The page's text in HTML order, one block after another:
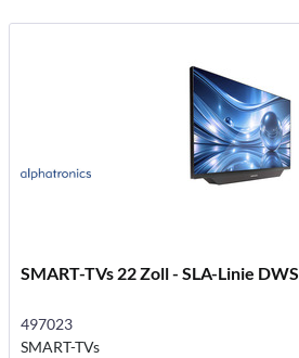
SMART-TVs 22 Zoll - SLA-Linie DWS
497023
SMART-TVs